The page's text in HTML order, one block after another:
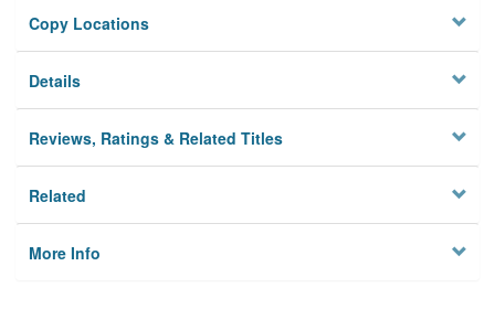
Copy Locations
Details
Reviews, Ratings & Related Titles
Related
More Info